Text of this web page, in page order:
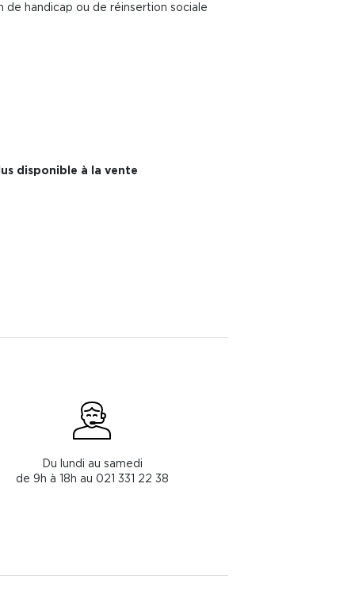
handicap ou de réinsertion sociale
disponible à la vente
Du lundi au samedi
de 9h à 18h au 021 331 22 38